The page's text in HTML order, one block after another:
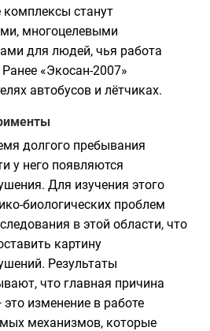
комплексы станут
многоцелевыми
для людей, чья работа
«Экосан-2007»
автобусов и лётчиках.
долгого пребывания
у него появляются
Для изучения этого
биологических проблем
в этой области, что
картину
Результаты
что главная причина
изменение в работе
механизмов, которые